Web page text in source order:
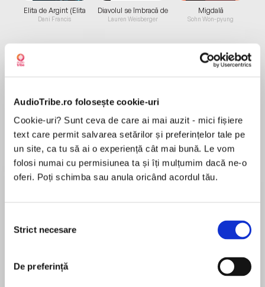
AudioTribe.ro folosește cookie-uri
Cookie-uri? Sunt ceva de care ai mai auzit - mici fișiere
text care permit salvarea setărilor și preferințelor tale pe
un site, ca tu să ai o experiență cât mai bună. Le vom
folosi numai cu permisiunea ta și îți mulțumim dacă ne-o
oferi. Poți schimba sau anula oricând acordul tău.
consimțământului
Strict necesare
De preferință
Elita de Argint (Elita
de...
Dani Francis
Diavolul se îmbracă de
la...
Lauren Weisberger
Migdală
Sohn Won-pyung
“Sarah Penner transported me to the sea-
swept cliffs of Positano and introduced me to
characters I’ll never forget. A magical read!”
—Emilia Hart,New York Timesbestselling author
ofWeyward
archaeologist, has come to the sun-soaked
village of Positano to investigate the mysterious
MAI MULT
Sarah Penner
internationally bestselling author of The Lost